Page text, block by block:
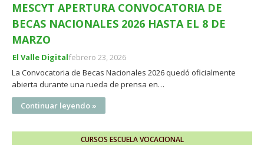
MESCYT APERTURA CONVOCATORIA DE
BECAS NACIONALES 2026 HASTA EL 8 DE
MARZO
El Valle Digitalfebrero 23, 2026
La Convocatoria de Becas Nacionales 2026 quedó oficialmente
abierta durante una rueda de prensa en…
Continuar leyendo »
CURSOS ESCUELA VOCACIONAL